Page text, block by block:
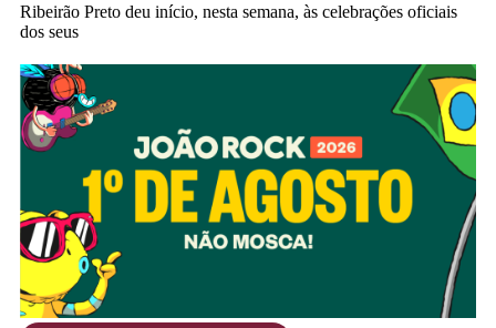
Ribeirão Preto deu início, nesta semana, às celebrações oficiais
dos seus